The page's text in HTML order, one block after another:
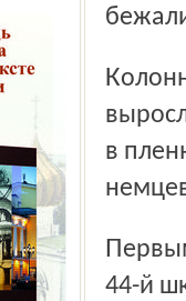
Колонна остановилась у бани. Вокруг немедленно
в
Первыми установили контакт с чужестранцами ребята из
44-й